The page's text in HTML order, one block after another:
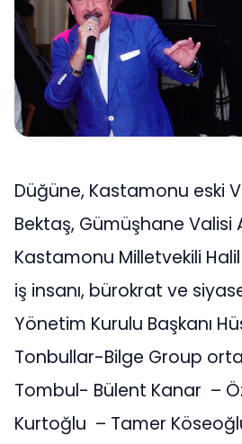
Düğüne, Kastamonu eski
Bektaş, Gümüşhane Valisi
Kastamonu Milletvekili
iş insanı, bürokrat ve
Yönetim Kurulu Başkanı
Tonbullar-Bilge Group
Tombul- Bülent Kanar –
Kurtoğlu – Tamer